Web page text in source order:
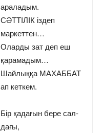
араладым.
СӘТТІЛІК іздеп
маркеттен…
Оларды зат деп еш
қарамадым…
Шайлыққа МАХАББАТ
ап кеткем.
Бір қадағын бере сал-
дағы,